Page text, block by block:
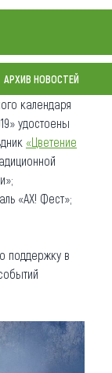
АРХИВ НОВОСТЕЙ
календаря
удостоены
«Цветение
«АХ! Фест»;
поддержку в